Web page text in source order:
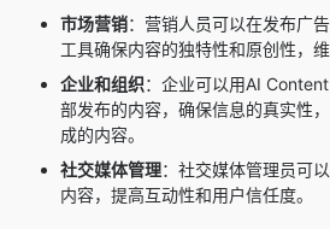
市场营销：营销人员可以在发布广
工具确保内容的独特性和原创性，维
企业和组织：企业可以用AI
部发布的内容，确保信息的真实性
成的内容。
社交媒体管理：社交媒体管理员可
内容，提高互动性和用户信任度。